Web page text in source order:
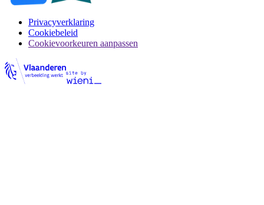
Privacyverklaring
Cookiebeleid
Cookievoorkeuren aanpassen